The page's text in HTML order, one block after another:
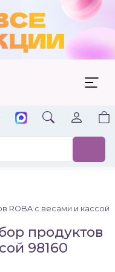
ROBA с весами и кассой
продуктов
98160